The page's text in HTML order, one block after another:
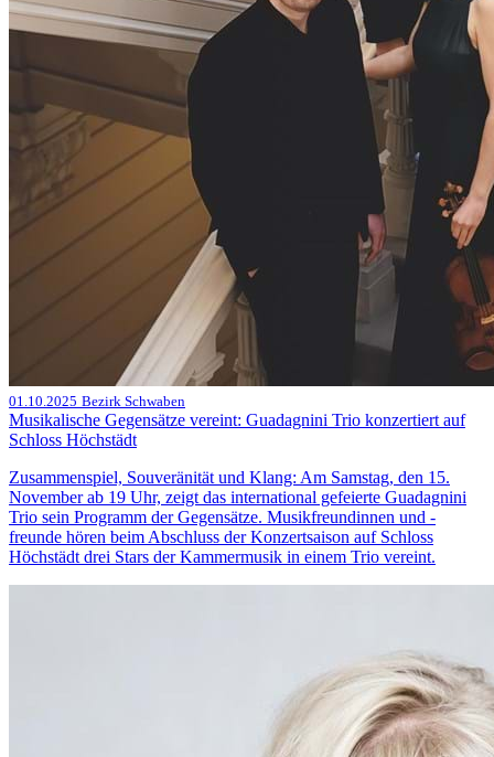
01.10.2025 Bezirk Schwaben
Musikalische Gegensätze vereint: Guadagnini Trio konzertiert auf
Schloss Höchstädt
Zusammenspiel, Souveränität und Klang: Am Samstag, den 15.
November ab 19 Uhr, zeigt das international gefeierte Guadagnini
Trio sein Programm der Gegensätze. Musikfreundinnen und -
freunde hören beim Abschluss der Konzertsaison auf Schloss
Höchstädt drei Stars der Kammermusik in einem Trio vereint.